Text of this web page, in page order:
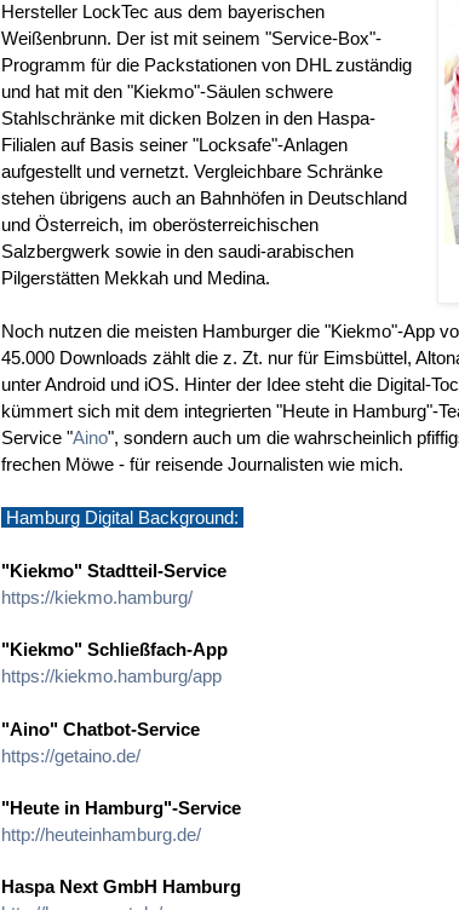
Hersteller LockTec aus dem bayerischen
Weißenbrunn. Der ist mit seinem "Service-Box"-
Programm für die Packstationen von DHL zuständig
und hat mit den "Kiekmo"-Säulen schwere
Stahlschränke mit dicken Bolzen in den Haspa-
Filialen auf Basis seiner "Locksafe"-Anlagen
aufgestellt und vernetzt. Vergleichbare Schränke
stehen übrigens auch an Bahnhöfen in Deutschland
und Österreich, im oberösterreichischen
Salzbergwerk sowie in den saudi-arabischen
Pilgerstätten Mekkah und Medina.
Noch nutzen die meisten Hamburger die "Kiekmo"-App
45.000 Downloads zählt die z. Zt. nur für Eimsbüttel,
unter Android und iOS. Hinter der Idee steht die Digital-
kümmert sich mit dem integrierten "Heute in Hamburg"-
Service "Aino", sondern auch um die wahrscheinlich
frechen Möwe - für reisende Journalisten wie mich.
Hamburg Digital Background:
"Kiekmo" Stadtteil-Service
https://kiekmo.hamburg/
"Kiekmo" Schließfach-App
https://kiekmo.hamburg/app
"Aino" Chatbot-Service
https://getaino.de/
"Heute in Hamburg"-Service
http://heuteinhamburg.de/
Haspa Next GmbH Hamburg